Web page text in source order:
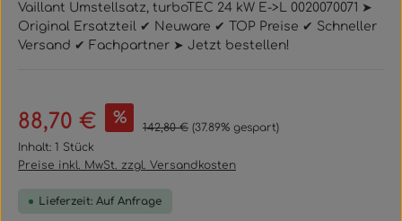
Vaillant Umstellsatz, turboTEC 24 kW E->L 0020070071 ➤
Original Ersatzteil ✔ Neuware ✔ TOP Preise ✔ Schneller
Versand ✔ Fachpartner ➤ Jetzt bestellen!
Verkaufspreis:
88,70 € % Regulärer Preis:
142,80 € (37.89% gespart)
Inhalt: 1 Stück
Preise inkl. MwSt. zzgl. Versandkosten
Lieferzeit: Auf Anfrage